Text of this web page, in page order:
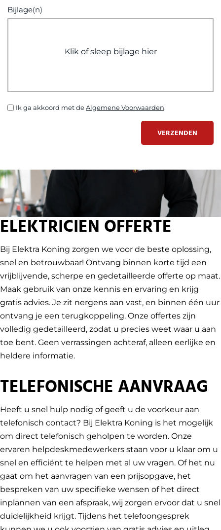
Bijlage(n)
Klik of sleep bijlage hier
Ik ga akkoord met deAlgemene Voorwaarden.
VERZENDEN
ELEKTRICIEN OFFERTE
Bij Elektra Koning zorgen we voor de beste oplossing,
snel en betrouwbaar! Ontvang binnen korte tijd een
vrijblijvende, scherpe en gedetailleerde offerte op maat.
Maak gebruik van onze kennis en ervaring en krijg
gratis advies. Je zit nergens aan vast, en binnen één uur
ontvang je een terugkoppeling. Onze offertes zijn
volledig gedetailleerd, zodat u precies weet waar u aan
toe bent. Geen verrassingen achteraf, alleen eerlijke en
heldere informatie.
TELEFONISCHE AANVRAAG
Heeft u snel hulp nodig of geeft u de voorkeur aan
telefonisch contact? Bij Elektra Koning is het mogelijk
om direct telefonisch geholpen te worden. Onze
ervaren helpdeskmedewerkers staan voor u klaar om u
snel en efficiënt te helpen met al uw vragen. Of het nu
gaat om het aanvragen van een prijsopgave, het
bespreken van uw specifieke wensen of het direct
inplannen van een afspraak, wij zorgen ervoor dat u snel
duidelijkheid krijgt. Tijdens het telefoongesprek